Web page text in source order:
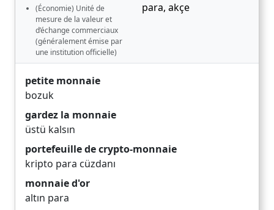
(Économie) Unité de
mesure de la valeur et
d’échange commerciaux
(généralement émise par
une institution officielle)
para, akçe
petite monnaie
bozuk
gardez la monnaie
üstü kalsın
portefeuille de crypto-monnaie
kripto para cüzdanı
monnaie d'or
altın para